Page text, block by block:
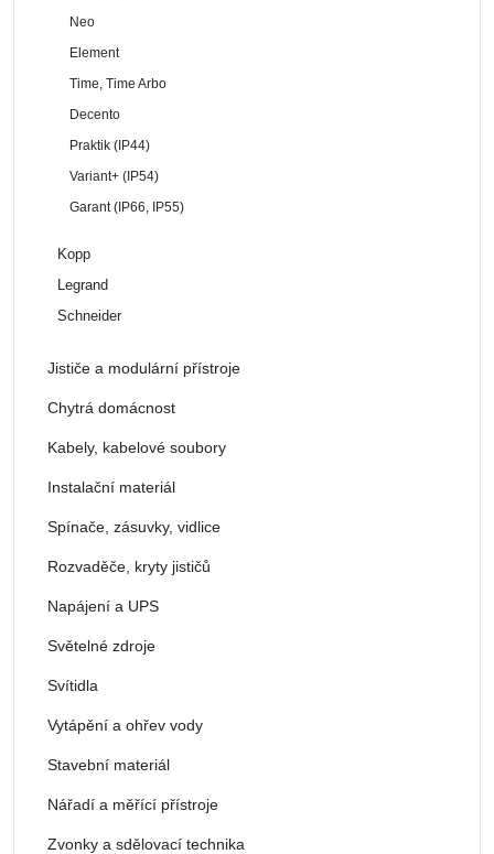
Neo
Element
Time, Time Arbo
Decento
Praktik (IP44)
Variant+ (IP54)
Garant (IP66, IP55)
Kopp
Legrand
Schneider
Jističe a modulární přístroje
Chytrá domácnost
Kabely, kabelové soubory
Instalační materiál
Spínače, zásuvky, vidlice
Rozvaděče, kryty jističů
Napájení a UPS
Světelné zdroje
Svítidla
Vytápění a ohřev vody
Stavební materiál
Nářadí a měřící přístroje
Zvonky a sdělovací technika